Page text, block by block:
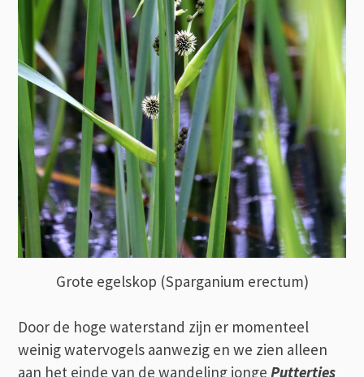
Grote egelskop (Sparganium erectum)
Door de hoge waterstand zijn er momenteel
weinig watervogels aanwezig en we zien alleen
aan het einde van de wandeling jongePuttertjes